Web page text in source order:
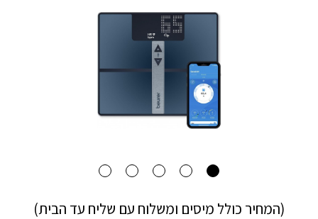
(המחיר כולל מיסים ומשלוח עם שליח עד הבית)